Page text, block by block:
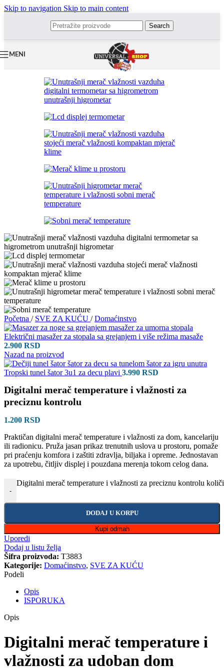
Skip to navigation Skip to main content
Search
MENI
Početna / SVE ZA KUĆU / Domaćinstvo
Električni masažer za stopala sa grejanjem i više režima masaže
2.900 RSD
Nazad na proizvod
Tropski tunel šator 3u1 za decu plavi 3.990 RSD
Digitalni merač temperature i vlažnosti za
preciznu kontrolu
1.200 RSD
Praktičan digitalni merač temperature i vlažnosti za dom, kancelariju
ili radionicu. Pruža jasan prikaz trenutnih uslova u prostoru, pomaže
pri praćenju komfora i zaštiti zdravlja, biljaka i opreme. Jednostavan
za upotrebu, čitljiv displej i pouzdana merenja tokom celog dana.
-
Digitalni merač temperature i vlažnosti za preciznu kontrolu
DODAJ U KORPU
Kupi odmah
Uporedi
Dodaj u listu želja
Šifra proizvoda: T3883
Kategorije: Domaćinstvo, SVE ZA KUĆU
Podeli
Opis
ISPORUKA
Opis
Digitalni merač temperature i
vlažnosti za udoban dom